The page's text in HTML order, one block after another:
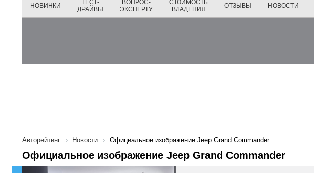
НОВИНКИ
ТЕСТ-
ДРАЙВЫ
ВОПРОС-
ЭКСПЕРТУ
СТОИМОСТЬ
ВЛАДЕНИЯ
ОТЗЫВЫ НОВОСТИ
Авторейтинг Новости Официальное изображение Jeep Grand Commander
Официальное изображение Jeep Grand Commander